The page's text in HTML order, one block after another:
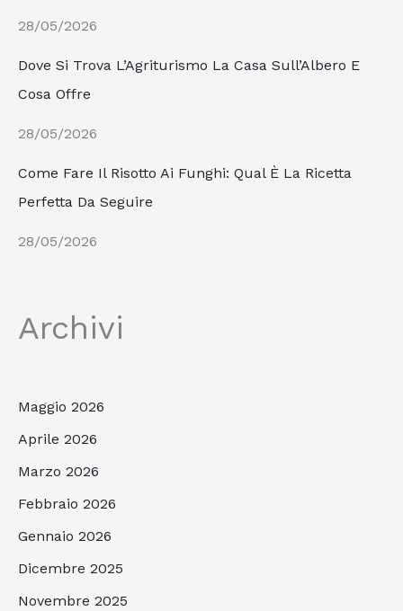
28/05/2026
Dove Si Trova L’Agriturismo La Casa Sull’Albero E
Cosa Offre
28/05/2026
Come Fare Il Risotto Ai Funghi: Qual È La Ricetta
Perfetta Da Seguire
28/05/2026
Archivi
Maggio 2026
Aprile 2026
Marzo 2026
Febbraio 2026
Gennaio 2026
Dicembre 2025
Novembre 2025